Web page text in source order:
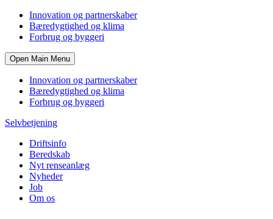
Innovation og partnerskaber
Bæredygtighed og klima
Forbrug og byggeri
Open Main Menu
Innovation og partnerskaber
Bæredygtighed og klima
Forbrug og byggeri
Selvbetjening
Driftsinfo
Beredskab
Nyt renseanlæg
Nyheder
Job
Om os